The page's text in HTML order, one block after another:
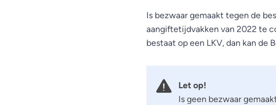
Is bezwaar gemaakt tegen de
aangiftetijdvakken van 2022 te
bestaat op een LKV, dan kan de
Let op!
Is geen bezwaar